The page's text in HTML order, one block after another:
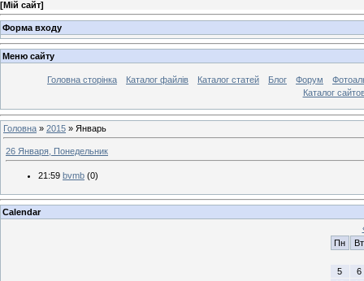
[Мій сайт]
Форма входу
Меню сайту
Головна сторінка Каталог файлів Каталог статей Блог Форум
Каталог
Головна » 2015 » Январь
26 Января, Понедельник
21:59 bvmb (0)
Calendar
Пн
Вт
5
6